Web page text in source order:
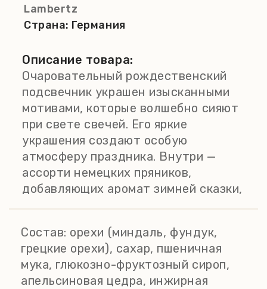
Lambertz
Страна: Германия
Описание товара:
Очаровательный рождественский
подсвечник украшен изысканными
мотивами, которые волшебно сияют
при свете свечей. Его яркие
украшения создают особую
атмосферу праздника. Внутри —
ассорти немецких пряников,
добавляющих аромат зимней сказки,
Состав: орехи (миндаль, фундук,
грецкие орехи), сахар, пшеничная
мука, глюкозно-фруктозный сироп,
апельсиновая цедра, инжирная